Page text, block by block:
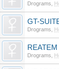
Drograms
GT-
Drograms
REATEM
Drograms